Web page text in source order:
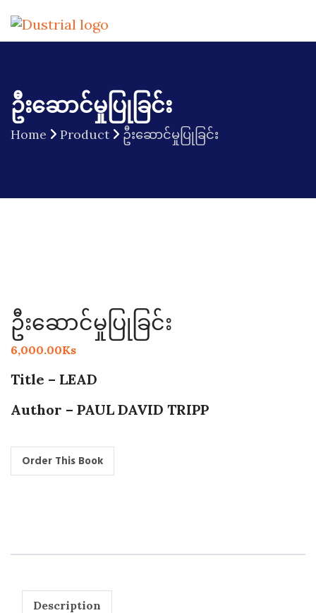
ဦးဆောင်မှုပြုခြင်း
Home Product ဦးဆောင်မှုပြုခြင်း
ဦးဆောင်မှုပြုခြင်း
6,000.00Ks
Title – LEAD
Author – PAUL DAVID TRIPP
Description